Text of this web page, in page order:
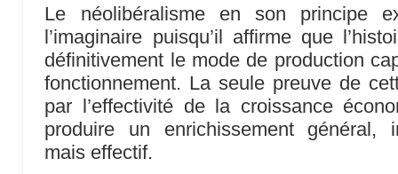
Le néolibéralisme en son principe
l’imaginaire puisqu’il affirme que
définitivement le mode de production
fonctionnement. La seule preuve de
par l’effectivité de la croissance
produire un enrichissement général,
mais effectif.